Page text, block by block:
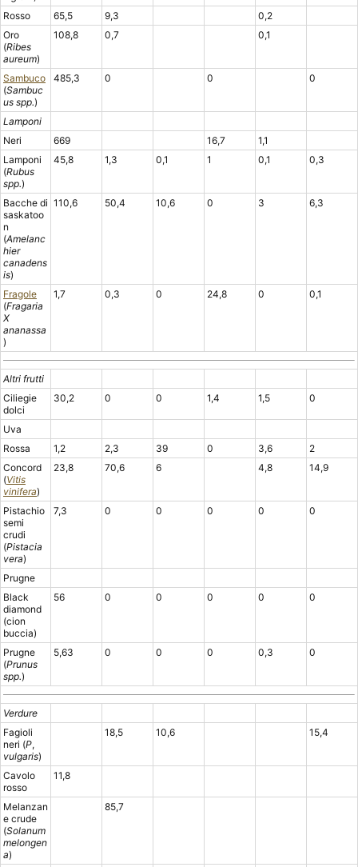
Rosso 65,5 9,3
0,2
Oro
(Ribes
aureum)
108,8 0,7 0,1
Sambuco
(Sambuc
us spp.)
485,3 0 0 0
Lamponi
Neri
669 16,7
1,1
Lamponi
(Rubus
spp.)
45,8 1,3 0,1 1 0,1 0,3
Bacche di
saskatoo
n
(Amelanc
hier
canadens
is)
110,6 50,4 10,6 0 3 6,3
Fragole
(Fragaria
X
ananassa
)
1,7 0,3 0 24,8 0 0,1
Altri frutti
Ciliegie
dolci
30,2 0 0 1,4 1,5 0
Uva
Rossa
1,2 2,3 39 0 3,6
2
Concord
(Vitis
vinifera)
23,8 70,6 6 4,8 14,9
Pistachio
semi
crudi
(Pistacia
vera)
7,3 0 0 0 0 0
Prugne
Black
diamond
(cion
buccia)
56 0 0 0 0 0
Prugne
(Prunus
spp.)
5,63 0 0 0 0,3 0
Verdure
Fagioli
neri (P,
vulgaris)
18,5 10,6 15,4
Cavolo
rosso
11,8
Melanzan
e crude
(Solanum
melongen
a)
85,7